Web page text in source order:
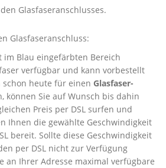
Glasfaseranschlusses.
Glasfaseranschluss:
im Blau eingefärbten Bereich
verfügbar und kann vorbestellt
schon heute für einen Glasfaser-
können Sie auf Wunsch bis dahin
Preis per DSL surfen und
Ihnen die gewählte Geschwindigkeit
bereit. Sollte diese Geschwindigkeit
per DSL nicht zur Verfügung
an Ihrer Adresse maximal verfügbare